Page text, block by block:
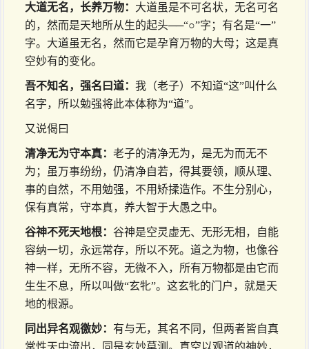
大道无名，长养万物： 大道虽是不可名状，无名可名
的，然而是天地所从生的起头──“○”字；有名是“一”
字。大道虽无名，然而它是孕育万物的大母；这是真
空妙有的变化。
吾不知名，强名曰道： 我（老子）不知道“这”叫什么
名字，所以勉强将此本体称为“道”。
又说偈曰
清净无为守本真： 老子的清净无为，是无为而无不
为；虽万事纷纷，仍清净自若，得其要领，顺从理、
事的自然，不用勉强，不用矫揉造作。不生分别心，
保有真常，守本真，养大智于大愚之中。
谷神不死天地根： 谷神是空灵虚无、无形无相，自能
容纳一切，永远常存，所以不死。道之为物，也像谷
神一样，无所不容，无微不入，所有万物都是由它而
生生不息，所以叫做“玄牝”。这玄牝的门户，就是天
地的根源。
同出异名观徼妙： 有与无，其名不同，但两者皆自真
常性天中流出，同是玄妙莫测。真空以观道的神妙，